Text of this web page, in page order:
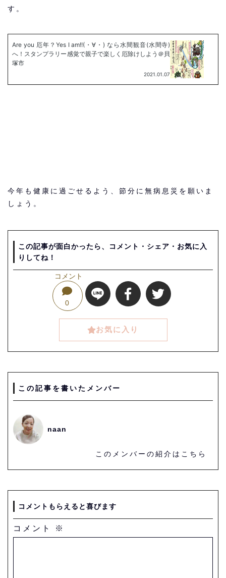
す。
今年も健康に過ごせるよう、節分に無病息災を願いま
しょう。
この記事が面白かったら、コメント・シェア・お気に入
りしてね！
コメント
0
お気に入り
この記事を書いたメンバー
naan
このメンバーの紹介はこちら
コメントもらえると喜びます
コメント ※